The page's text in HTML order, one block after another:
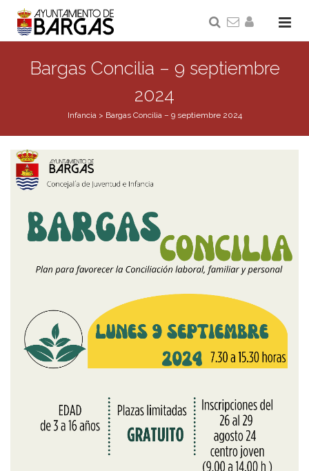
Bargas Concilia – 9 septiembre
2024
Infancia> Bargas Concilia – 9 septiembre 2024